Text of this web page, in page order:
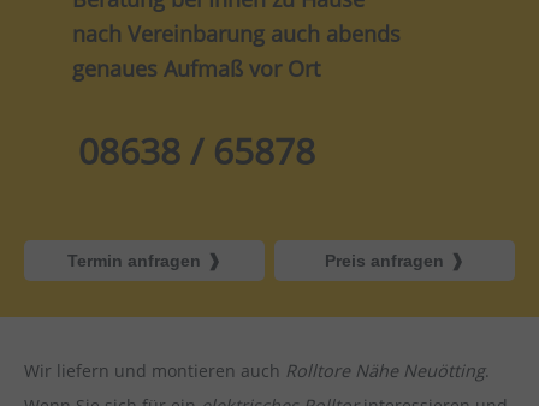
nach Vereinbarung auch abends
genaues Aufmaß vor Ort
08638 / 65878
Termin anfragen Preis anfragen
Wir liefern und montieren auch Rolltore Nähe Neuötting.